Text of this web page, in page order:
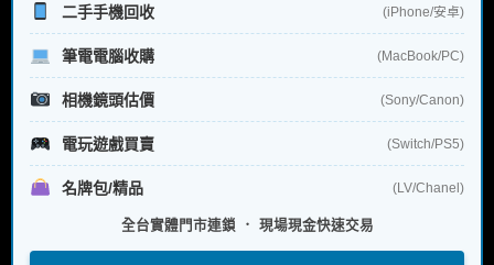
二手手機回收 (iPhone/安卓)
筆電電腦收購 (MacBook/PC)
相機鏡頭估價 (Sony/Canon)
電玩遊戲買賣 (Switch/PS5)
名牌包/精品 (LV/Chanel)
全台實體門市連鎖 ． 現場現金快速交易